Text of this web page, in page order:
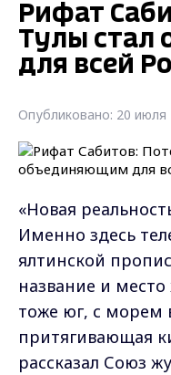
Рифат
Тулы
для всей
Опубликовано: 20 июля
«Новая
Именно здесь
ялтинской
название и место
тоже юг, с морем
притягивающая
рассказал Союз